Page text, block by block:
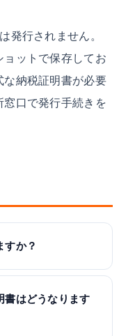
発行されません。
ットで保存してお
な納税証明書が必要
口で発行手続きを
すか？
書はどうなります